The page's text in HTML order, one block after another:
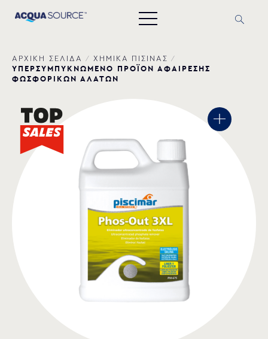
ΑΡΧΙΚΗ ΣΕΛΙΔΑ / ΧΗΜΙΚΑ ΠΙΣΙΝΑΣ /
ΥΠΕΡΣΥΜΠΥΚΝΩΜΕΝΟ ΠΡΟΪΟΝ ΑΦΑΙΡΕΣΗΣ
ΦΩΣΦΟΡΙΚΩΝ ΑΛΑΤΩΝ